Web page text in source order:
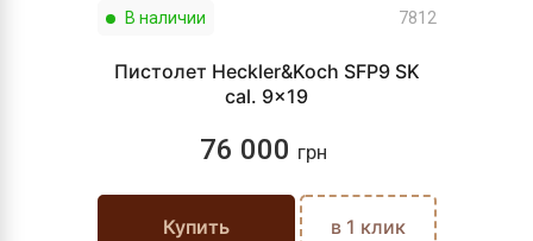
В наличии 7812
Пистолет Heckler&Koch SFP9 SK
cal. 9x19
76 000 грн
Купить в 1 клик